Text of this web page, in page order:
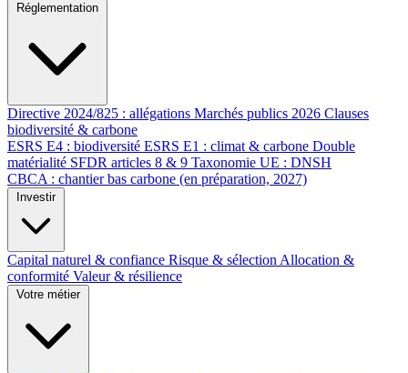
Réglementation
Directive 2024/825 : allégations Marchés publics 2026 Clauses
biodiversité & carbone
ESRS E4 : biodiversité ESRS E1 : climat & carbone Double
matérialité SFDR articles 8 & 9 Taxonomie UE : DNSH
CBCA : chantier bas carbone (en préparation, 2027)
Investir
Capital naturel & confiance Risque & sélection Allocation &
conformité Valeur & résilience
Votre métier